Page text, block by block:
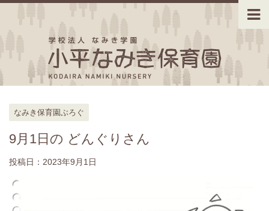
なみき保育園ぶろぐ
9月1日の どんぐりさん
投稿日： 2023年9月1日